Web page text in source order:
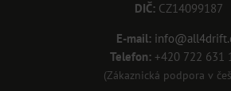
DIČ:CZ14099187
E-mail:
Telefon: +420 722 631
(Zákaznická podpora v